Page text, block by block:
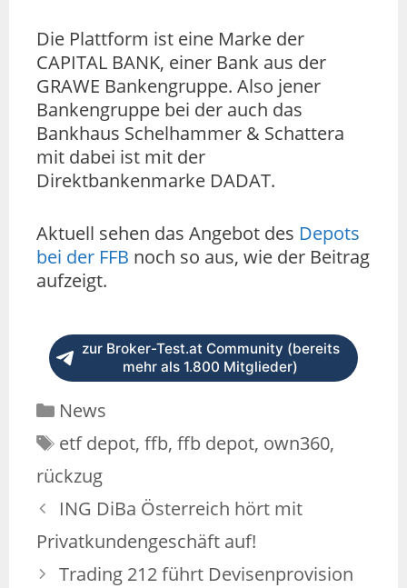
Die Plattform ist eine Marke der
CAPITAL BANK, einer Bank aus der
GRAWE Bankengruppe. Also jener
Bankengruppe bei der auch das
Bankhaus Schelhammer & Schattera
mit dabei ist mit der
Direktbankenmarke DADAT.
Aktuell sehen das Angebot des Depots
bei der FFB noch so aus, wie der Beitrag
aufzeigt.
zur Broker-Test.at Community (bereits
mehr als 1.800 Mitglieder)
News
etf depot, ffb, ffb depot, own360,
rückzug
ING DiBa Österreich hört mit
Privatkundengeschäft auf!
Trading 212 führt Devisenprovision